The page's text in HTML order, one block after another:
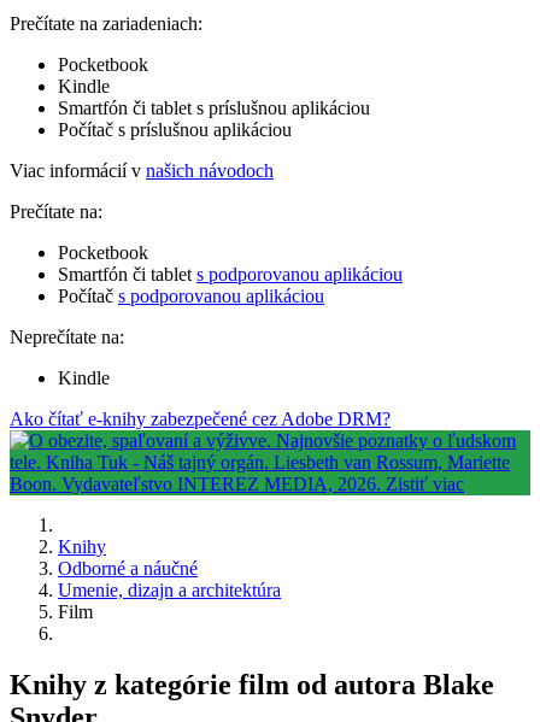
Prečítate na zariadeniach:
Pocketbook
Kindle
Smartfón či tablet s príslušnou aplikáciou
Počítač s príslušnou aplikáciou
Viac informácií v našich návodoch
Prečítate na:
Pocketbook
Smartfón či tablet s podporovanou aplikáciou
Počítač s podporovanou aplikáciou
Neprečítate na:
Kindle
Ako čítať e-knihy zabezpečené cez Adobe DRM?
Knihy
Odborné a náučné
Umenie, dizajn a architektúra
Film
Knihy z kategórie film od autora Blake